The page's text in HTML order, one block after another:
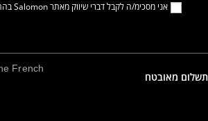
אני מסכימ/ה לקבל דברי שיווק מאתר Salomon בהתאם ל
תשלום מאובטח
French